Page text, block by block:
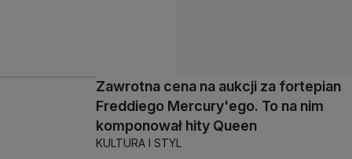
Zawrotna cena na aukcji za fortepian
Freddiego Mercury'ego. To na nim
komponował hity Queen
KULTURA I STYL